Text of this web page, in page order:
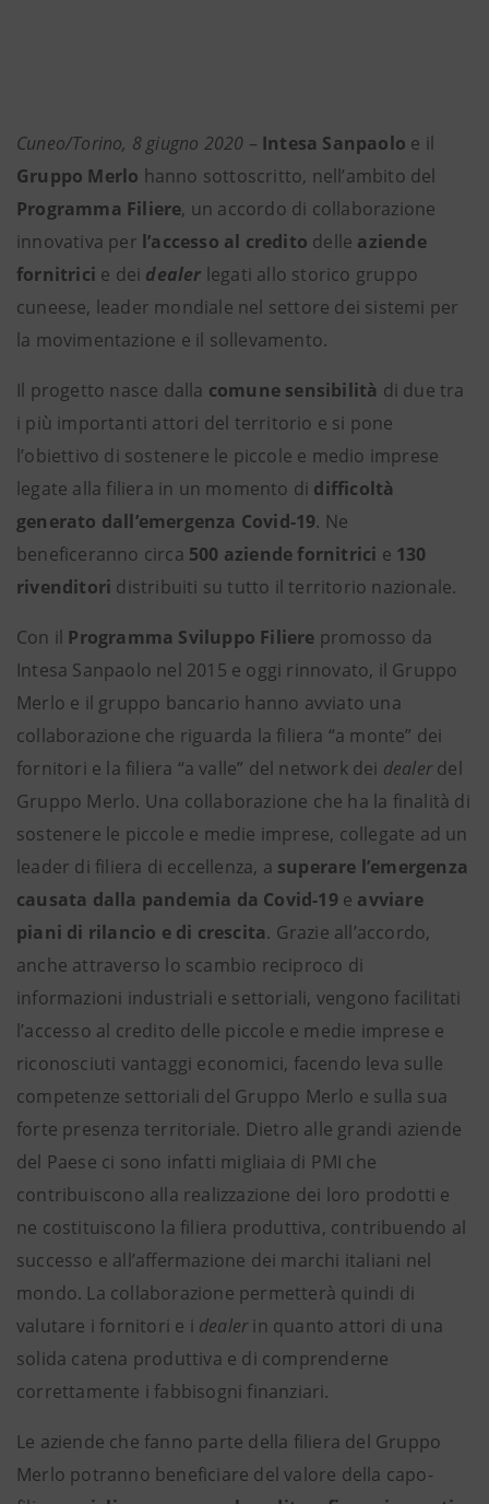
Cuneo/Torino, 8 giugno 2020 – Intesa Sanpaolo e il
Gruppo Merlo hanno sottoscritto, nell’ambito del
Programma Filiere, un accordo di collaborazione
innovativa per l’accesso al credito delle aziende
fornitrici e dei dealer legati allo storico gruppo
cuneese, leader mondiale nel settore dei sistemi per
la movimentazione e il sollevamento.
Il progetto nasce dalla comune sensibilità di due tra
i più importanti attori del territorio e si pone
l’obiettivo di sostenere le piccole e medio imprese
legate alla filiera in un momento di difficoltà
generato dall’emergenza Covid-19. Ne
beneficeranno circa 500 aziende fornitrici e 130
rivenditori distribuiti su tutto il territorio nazionale.
Con il Programma Sviluppo Filiere promosso da
Intesa Sanpaolo nel 2015 e oggi rinnovato, il Gruppo
Merlo e il gruppo bancario hanno avviato una
collaborazione che riguarda la filiera “a monte” dei
fornitori e la filiera “a valle” del network dei dealerdel
Gruppo Merlo. Una collaborazione che ha la finalità di
sostenere le piccole e medie imprese, collegate ad un
leader di filiera di eccellenza, a superare l’emergenza
causata dalla pandemia da Covid-19e avviare
piani di rilancio e di crescita. Grazie all’accordo,
anche attraverso lo scambio reciproco di
informazioni industriali e settoriali, vengono facilitati
l’accesso al credito delle piccole e medie imprese e
riconosciuti vantaggi economici, facendo leva sulle
competenze settoriali del Gruppo Merlo e sulla sua
forte presenza territoriale. Dietro alle grandi aziende
del Paese ci sono infatti migliaia di PMI che
contribuiscono alla realizzazione dei loro prodotti e
ne costituiscono la filiera produttiva, contribuendo al
successo e all’affermazione dei marchi italiani nel
mondo. La collaborazione permetterà quindi di
valutare i fornitori e i dealerin quanto attori di una
solida catena produttiva e di comprenderne
correttamente i fabbisogni finanziari.
Le aziende che fanno parte della filiera del Gruppo
Merlo potranno beneficiare del valore della capo-